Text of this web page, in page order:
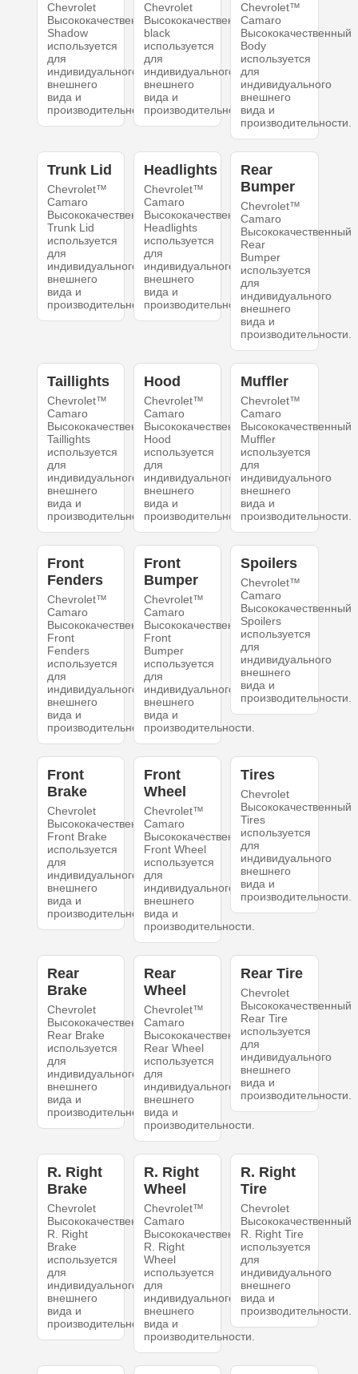
Chevrolet
Высококачественный
Shadow
используется
для
индивидуального
внешнего
вида и
производительности.
Chevrolet
Высококачественный
black
используется
для
индивидуального
внешнего
вида и
производительности.
Chevrolet™
Camaro
Высококачественный
Body
используется
для
индивидуального
внешнего
вида и
производительности.
Trunk Lid
Chevrolet™
Camaro
Высококачественный
Trunk Lid
используется
для
индивидуального
внешнего
вида и
производительности.
Headlights
Chevrolet™
Camaro
Высококачественный
Headlights
используется
для
индивидуального
внешнего
вида и
производительности.
Rear
Bumper
Chevrolet™
Camaro
Высококачественный
Rear
Bumper
используется
для
индивидуального
внешнего
вида и
производительности.
Taillights
Chevrolet™
Camaro
Высококачественный
Taillights
используется
для
индивидуального
внешнего
вида и
производительности.
Hood
Chevrolet™
Camaro
Высококачественный
Hood
используется
для
индивидуального
внешнего
вида и
производительности.
Muffler
Chevrolet™
Camaro
Высококачественный
Muffler
используется
для
индивидуального
внешнего
вида и
производительности.
Front
Fenders
Chevrolet™
Camaro
Высококачественный
Front
Fenders
используется
для
индивидуального
внешнего
вида и
производительности.
Front
Bumper
Chevrolet™
Camaro
Высококачественный
Front
Bumper
используется
для
индивидуального
внешнего
вида и
производительности.
Spoilers
Chevrolet™
Camaro
Высококачественный
Spoilers
используется
для
индивидуального
внешнего
вида и
производительности.
Front
Brake
Chevrolet
Высококачественный
Front Brake
используется
для
индивидуального
внешнего
вида и
производительности.
Front
Wheel
Chevrolet™
Camaro
Высококачественный
Front Wheel
используется
для
индивидуального
внешнего
вида и
производительности.
Tires
Chevrolet
Высококачественный
Tires
используется
для
индивидуального
внешнего
вида и
производительности.
Rear
Brake
Chevrolet
Высококачественный
Rear Brake
используется
для
индивидуального
внешнего
вида и
производительности.
Rear
Wheel
Chevrolet™
Camaro
Высококачественный
Rear Wheel
используется
для
индивидуального
внешнего
вида и
производительности.
Rear Tire
Chevrolet
Высококачественный
Rear Tire
используется
для
индивидуального
внешнего
вида и
производительности.
R. Right
Brake
Chevrolet
Высококачественный
R. Right
Brake
используется
для
индивидуального
внешнего
вида и
производительности.
R. Right
Wheel
Chevrolet™
Camaro
Высококачественный
R. Right
Wheel
используется
для
индивидуального
внешнего
вида и
производительности.
R. Right
Tire
Chevrolet
Высококачественный
R. Right Tire
используется
для
индивидуального
внешнего
вида и
производительности.